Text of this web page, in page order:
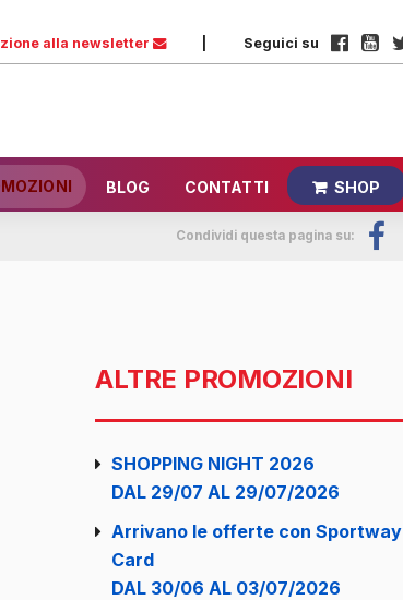
alla newsletter
Seguici su
BLOG CONTATTI SHOP
Condividi questa pagina su:
ALTRE PROMOZIONI
SHOPPING NIGHT 2026
DAL 29/07 AL 29/07/2026
Arrivano le offerte con Sportway
Card
DAL 30/06 AL 03/07/2026